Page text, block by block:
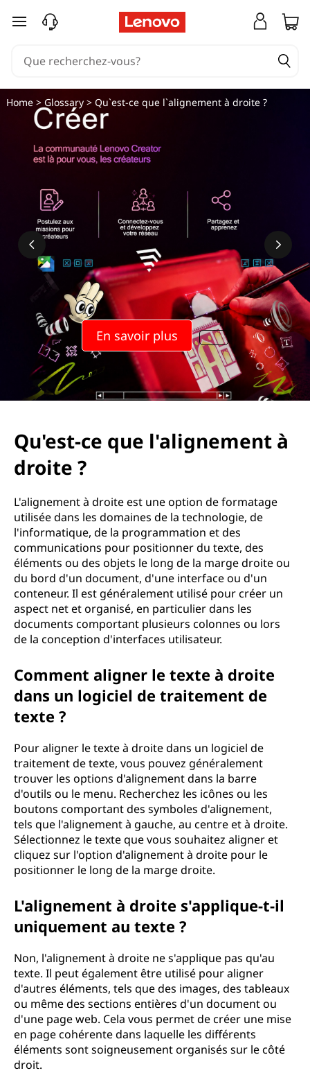
Q
e
'
n
m
passer au contenu principal
En savoir plus
Home> Glossary> Qu`est-ce que l`alignement à droite ?
Qu'est-ce que l'alignement à
droite ?
L'alignement à droite est une option de formatage
utilisée dans les domaines de la technologie, de
l'informatique, de la programmation et des
communications pour positionner du texte, des
éléments ou des objets le long de la marge droite ou
du bord d'un document, d'une interface ou d'un
conteneur. Il est généralement utilisé pour créer un
aspect net et organisé, en particulier dans les
documents comportant plusieurs colonnes ou lors
de la conception d'interfaces utilisateur.
Comment aligner le texte à droite
dans un logiciel de traitement de
texte ?
Pour aligner le texte à droite dans un logiciel de
traitement de texte, vous pouvez généralement
trouver les options d'alignement dans la barre
d'outils ou le menu. Recherchez les icônes ou les
boutons comportant des symboles d'alignement,
tels que l'alignement à gauche, au centre et à droite.
Sélectionnez le texte que vous souhaitez aligner et
cliquez sur l'option d'alignement à droite pour le
positionner le long de la marge droite.
L'alignement à droite s'applique-t-il
uniquement au texte ?
Non, l'alignement à droite ne s'applique pas qu'au
texte. Il peut également être utilisé pour aligner
d'autres éléments, tels que des images, des tableaux
ou même des sections entières d'un document ou
d'une page web. Cela vous permet de créer une mise
en page cohérente dans laquelle les différents
éléments sont soigneusement organisés sur le côté
droit.